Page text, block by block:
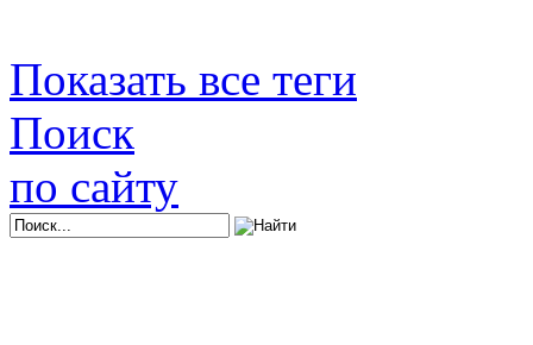
Показать все теги
Поиск
по сайту